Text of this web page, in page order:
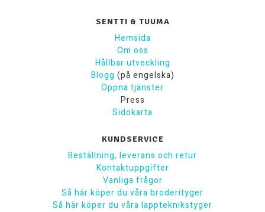
SENTTI & TUUMA
Hemsida
Om oss
Hållbar utveckling
Blogg (på engelska)
Öppna tjänster
Press
Sidokarta
KUNDSERVICE
Beställning, leverans och retur
Kontaktuppgifter
Vanliga frågor
Så här köper du våra broderityger
Så här köper du våra lappteknikstyger